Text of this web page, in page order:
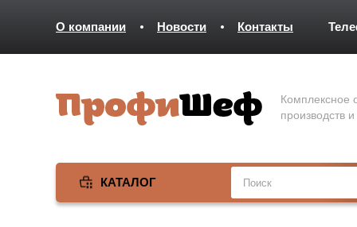
О компании Новости Контакты
Комплексное
производств
КАТАЛОГ